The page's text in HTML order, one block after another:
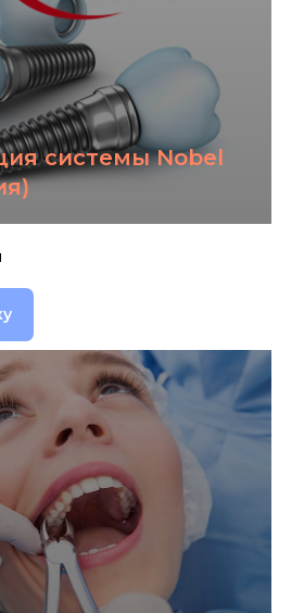
системы Nobel